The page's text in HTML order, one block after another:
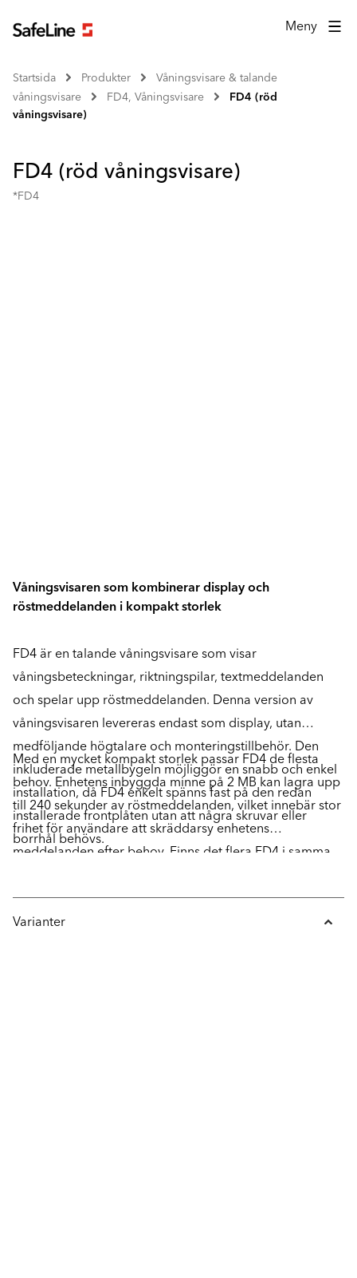
Meny
Startsida Produkter
Våningsvisare & talande
våningsvisare
FD4, Våningsvisare
FD4 (röd
våningsvisare)
FD4 (röd våningsvisare)
*FD4
Våningsvisaren som kombinerar display och
röstmeddelanden i kompakt storlek
FD4 är en talande våningsvisare som visar
våningsbeteckningar, riktningspilar, textmeddelanden
och spelar upp röstmeddelanden. Denna version av
våningsvisaren levereras endast som display, utan
medföljande högtalare och monteringstillbehör. Den
inkluderade metallbygeln möjliggör en snabb och enkel
installation, då FD4 enkelt spänns fast på den redan
installerade frontplåten utan att några skruvar eller
borrhål behövs.
Med en mycket kompakt storlek passar FD4 de flesta
behov. Enhetens inbyggda minne på 2 MB kan lagra upp
till 240 sekunder av röstmeddelanden, vilket innebär stor
frihet för användare att skräddarsy enhetens
meddelanden efter behov. Finns det flera FD4 i samma
för att resten av enheterna i samma våningsvisarsystem
ska visa samma information, då enheterna delar samma
Varianter